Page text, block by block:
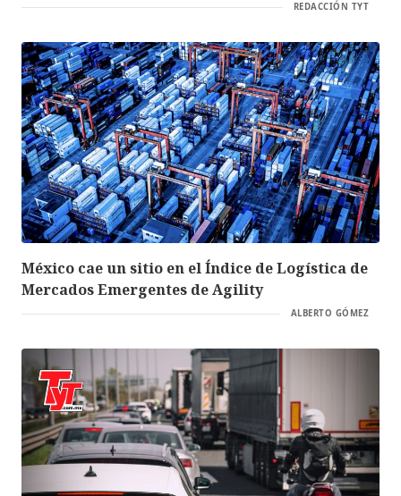
REDACCIÓN TYT
México cae un sitio en el Índice de Logística de
Mercados Emergentes de Agility
ALBERTO GÓMEZ